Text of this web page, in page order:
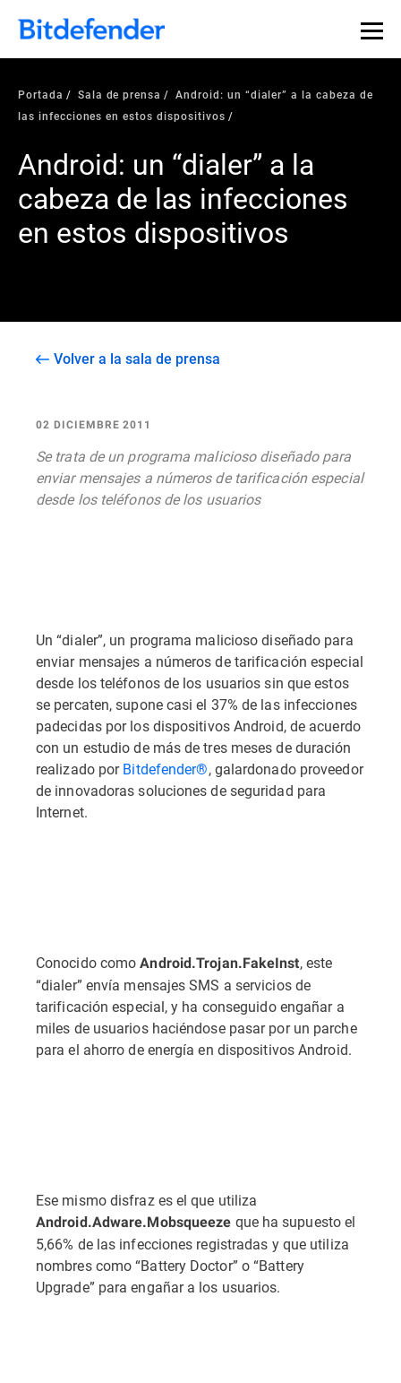
Portada Sala de prensa
Android: un “dialer” a la cabeza de
las infecciones en estos dispositivos
Android: un “dialer” a la
cabeza de las infecciones
en estos dispositivos
Volver a la sala de prensa
02 DICIEMBRE 2011
Se trata de un programa malicioso diseñado para
enviar mensajes a números de tarificación especial
desde los teléfonos de los usuarios
Un “dialer”, un programa malicioso diseñado para
enviar mensajes a números de tarificación especial
desde los teléfonos de los usuarios sin que estos
se percaten, supone casi el 37% de las infecciones
padecidas por los dispositivos Android, de acuerdo
con un estudio de más de tres meses de duración
realizado porBitdefender®, galardonado proveedor
de innovadoras soluciones de seguridad para
Internet.
Conocido comoAndroid.Trojan.FakeInst, este
“dialer” envía mensajes SMS a servicios de
tarificación especial, y ha conseguido engañar a
miles de usuarios haciéndose pasar por un parche
para el ahorro de energía en dispositivos Android.
Ese mismo disfraz es el que utiliza
Android.Adware.Mobsqueeze que ha supuesto el
5,66% de las infecciones registradas y que utiliza
nombres como “Battery Doctor” o “Battery
Upgrade” para engañar a los usuarios.